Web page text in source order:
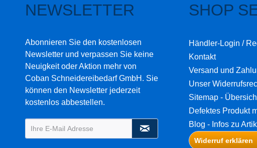
NEWSLETTER
Abonnieren Sie den kostenlosen
Newsletter und verpassen Sie keine
Neuigkeit oder Aktion mehr von
Coban Schneidereibedarf GmbH. Sie
können den Newsletter jederzeit
kostenlos abbestellen.
SHOP
Händler-Login /
Kontakt
Versand und
Unser
Sitemap -
Defektes Produkt
Blog - Infos zu
Widerruf erklären